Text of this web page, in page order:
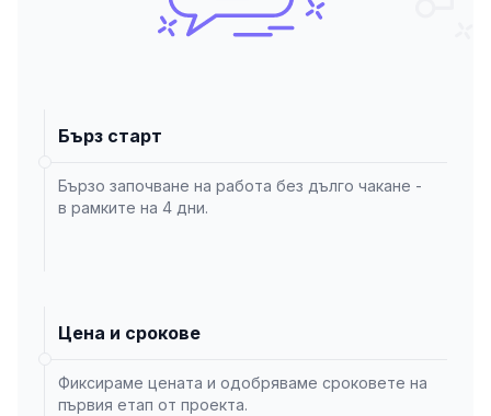
Бърз старт
Бързо започване на работа без дълго чакане -
в рамките на 4 дни.
Цена и срокове
Фиксираме цената и одобряваме сроковете на
първия етап от проекта.